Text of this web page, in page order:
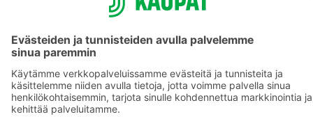
S-ostoslista -sovellus
Prisma.fi
Sokos.fi
S-Pankki
Yhteishyvä
Sokos Hotels